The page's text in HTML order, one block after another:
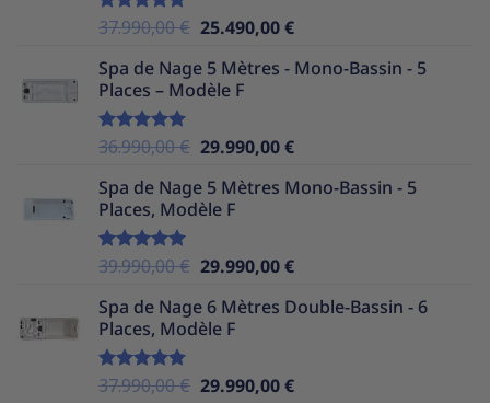
Note5.00
37.990,00€ Le
initial
était :
25.490,00€Le
actuel
Spa de Nage 5 Mètres - Mono-Bassin - 5
Places – Modèle F
Note5.00
36.990,00€ Le
initial
était :
29.990,00€Le
actuel
Spa de Nage 5 Mètres Mono-Bassin - 5
Places, Modèle F
Note5.00
39.990,00€ Le
initial
était :
29.990,00€Le
actuel
Spa de Nage 6 Mètres Double-Bassin - 6
Places, Modèle F
Note5.00
37.990,00€ Le
29.990,00€Le